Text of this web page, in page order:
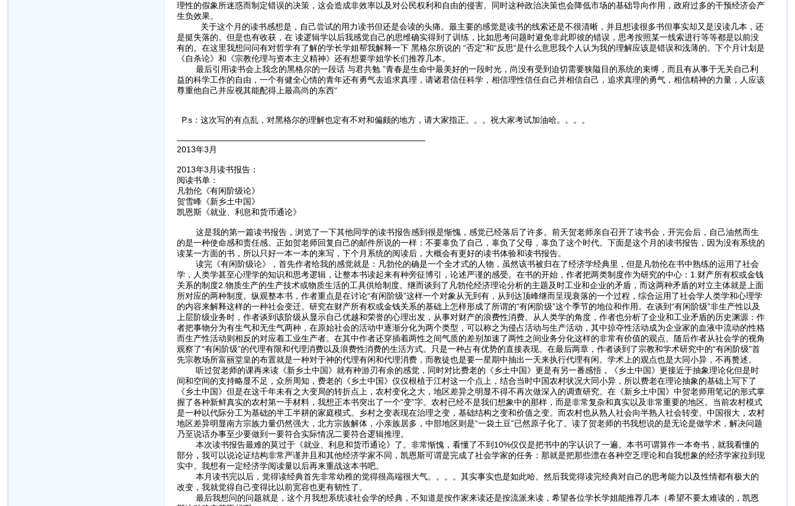
理性的假象所迷惑而制定错误的决策，这会造成非效率以及对公民权利和自由的侵害。同时这种政治决策也会降低市场的基础导向作用，政府过多的干预经济会产
生负效果。
关于这个月的读书感想是，自己尝试的用力读书但还是会读的头痛。最主要的感觉是读书的线索还是不很清晰，并且想读很多书但事实却又是没读几本，还
是挺失落的。但是也有收获，在 读逻辑学以后我感觉自己的思维确实得到了训练，比如思考问题时避免非此即彼的错误，思考按照某一线索进行等等都是以前没
有的。在这里我想问问有对哲学有了解的学长学姐帮我解释一下 黑格尔所说的 “否定”和“反思“是什么意思我个人认为我的理解应该是错误和浅薄的。下个月计划是
《自杀论》和《宗教伦理与资本主义精神》还有想要学姐学长们推荐几本。
最后引用读书会上我念的黑格尔的一段话 与君共勉 ”青春是生命中最美好的一段时光，尚没有受到迫切需要狭隘目的系统的束缚，而且有从事于无关自己利
益的科学工作的自由，一个有健全心情的青年还有勇气去追求真理，请诸君信任科学，相信理性信任自己并相信自己，追求真理的勇气，相信精神的力量，人应该
尊重他自己并应视其能配得上最高尚的东西“
P.s：这次写的有点乱，对黑格尔的理解也定有不对和偏颇的地方，请大家指正。。。祝大家考试加油哈。。。。
——————————————————————————————
2013年3月
2013年3月读书报告：
阅读书单：
凡勃伦《有闲阶级论》
贺雪峰《新乡土中国》
凯恩斯《就业、利息和货币通论》
这是我的第一篇读书报告，浏览了一下其他同学的读书报告感到很是惭愧，感觉已经落后了许多。前天贺老师亲自召开了读书会，开完会后，自己油然而生
的是一种使命感和责任感。正如贺老师回复自己的邮件所说的一样：不要辜负了自己，辜负了父母，辜负了这个时代。下面是这个月的读书报告，因为没有系统的
读某一方面的书，所以只好一本一本的来写，下个月系统的阅读后，大概会有更好的读书体验和读书报告。
读完《有闲阶级论》，首先作者给我的感觉就是：凡勃伦的确是一个全才式的人物，虽然该书被归在了经济学经典里，但是凡勃伦在书中熟练的运用了社会
学，人类学甚至心理学的知识和思考逻辑，让整本书读起来有种旁征博引，论述严谨的感受。在书的开始，作者把两类制度作为研究的中心：1.财产所有权或金钱
关系的制度2.物质生产的生产技术或物质生活的工具供给制度。继而谈到了凡勃伦经济理论分析的主题及时工业和企业的矛盾，而这两种矛盾的对立主体就是上面
所对应的两种制度。纵观整本书，作者重点是在讨论“有闲阶级”这样一个对象从无到有，从到达顶峰继而呈现衰落的一个过程，综合运用了社会学人类学和心理学
的内容来解释这样的一种社会变迁。研究在财产所有权或金钱关系的基础上怎样形成了所谓的“有闲阶级”这个季节的地位和作用。在谈到“有闲阶级”非生产性以及
上层阶级业务时，作者谈到该阶级从显示自己优越和荣誉的心理出发，从事对财产的浪费性消费。从人类学的角度，作者也分析了企业和工业矛盾的历史渊源：作
者把事物分为有生气和无生气两种，在原始社会的活动中逐渐分化为两个类型，可以称之为侵占活动与生产活动，其中掠夺性活动成为企业家的血液中流动的性格
而生产性活动则相反的对应着工业生产者。在其中作者还穿插着两性之间气质的差别加速了两性之间业务分化这样的非常有价值的观点。随后作者从社会学的视角
观察了“有闲阶级”的代理有限和代理消费以及浪费性消费的生活方式。只是一种占有优势的直接表现。在最后两章，作者谈到了宗教和学术研究中的“有闲阶级”首
先宗教场所富丽堂皇的布置就是一种对于神的代理有闲和代理消费，而教徒也是要一星期中抽出一天来执行代理有闲。学术上的观点也是大同小异，不再赘述。
听过贺老师的课再来读《新乡土中国》就有种游刃有余的感觉，同时对比费老的《乡土中国》更是有另一番感悟，《乡土中国》更接近于抽象理论化但是时
间和空间的支持略显不足，众所周知，费老的《乡土中国》仅仅根植于江村这一个点上，结合当时中国农村状况大同小异，所以费老在理论抽象的基础上写下了
《乡土中国》但是在这千年未有之大变局的转折点上，农村变化之大，地区差异之明显不得不再次做深入的调查研究。在《新乡土中国》中贺老师用笔记的形式掌
握了各种新鲜真实的农村第一手材料，我想正本书突出了一个“变”字。农村已经不是我们想象中的那样，而是非常复杂和真实以及非常重要的地区。当前农村模式
是一种以代际分工为基础的半工半耕的家庭模式。乡村之变表现在治理之变，基础结构之变和价值之变。而农村也从熟人社会向半熟人社会转变。中国很大，农村
地区差异明显南方宗族力量仍然强大，北方宗族解体，小亲族居多，中部地区则是“一袋土豆”已然原子化了。读了贺老师的书我想说的是无论是做学术，解决问题
乃至说话办事至少要做到一要符合实际情况二要符合逻辑推理。
本次读书报告最难的莫过于《就业、利息和货币通论》了。非常惭愧，看懂了不到10%仅仅是把书中的字认识了一遍。本书可谓算作一本奇书，就我看懂的
部分，我可以说论证结构非常严谨并且和其他经济学家不同，凯恩斯可谓是完成了社会学家的任务：那就是把那些漂在各种空乏理论和自我想象的经济学家拉到现
实中。我想有一定经济学阅读量以后再来重战这本书吧。
本月读书完以后，觉得读经典首先非常幼稚的觉得很高端很大气。。。。其实事实也是如此哈。然后我觉得读完经典对自己的思考能力以及性情都有极大的
改变，我就觉得自己变得比以前宽容也更有韧性了。
最后我想问的问题就是，这个月我想系统读社会学的经典，不知道是按作家来读还是按流派来读，希望各位学长学姐能推荐几本（希望不要太难读的，凯恩